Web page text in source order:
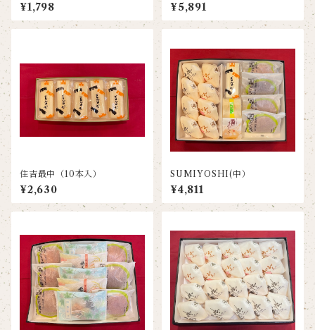
¥1,798 ¥5,891
住吉最中（10本入）
¥2,630
SUMIYOSHI(中）
¥4,811